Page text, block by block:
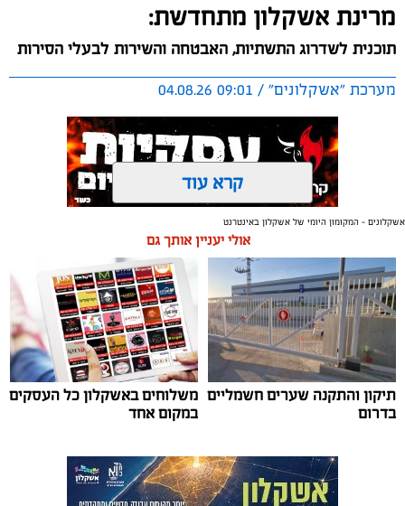
מרינת אשקלון מתחדשת:
תוכנית לשדרוג התשתיות, האבטחה והשירות לבעלי הסירות
מערכת "אשקלונים" / 09:01 04.08.26
תגים:אשקלון, מרינה
החברה הכלכלית הציגה לנציגי בעלי כלי השייט במרינה
תוכנית השקעה מקיפה הכוללת שדרוג התשתיות, חיזוק
מערך האבטחה, הקמת תחנת דלק חדשה ושיפור השירותים.
מנכ"ל החכ"ל: "כל שקל שנגבה מבעלי הסירות חוזר בחזרה
אליהם באמצעות שיפור המרינה והמשך פיתוחה"
נציגי העוגנים במרינת אשקלון נפגשו השבוע עם מנכ"ל
שפריצר, לפגישה שבה הוצגה תוכנית השדרוג המקיפה של
המרינה, הכוללת השקעה בתשתיות, בביטחון, בשירותים
קרא עוד
אשקלונים - המקומון היומי של אשקלון באינטרנט
אולי יעניין אותך גם
תיקון והתקנה שערים חשמליים
בדרום
משלוחים באשקלון כל העסקים
במקום אחד